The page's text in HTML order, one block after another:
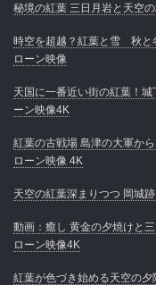
秘境の紅葉 三日月岩と天空
時空を超越？紅葉と雪 秋と
ローン映像
天国に一番近い街の紅葉！
ーン映像4K
紅葉の古戦場 島津の大軍か
ローン映像 4K
天空の紅葉深まりつつ 岡城
動画：癒し 黄金の夕焼けと
ローン映像4K
紅葉が色づき始める天空の